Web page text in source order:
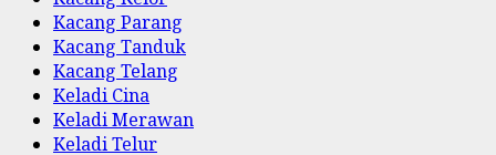
Kacang Parang
Kacang Tanduk
Kacang Telang
Keladi Cina
Keladi Merawan
Keladi Telur